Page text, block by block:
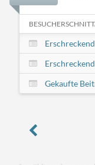
Gekaufte